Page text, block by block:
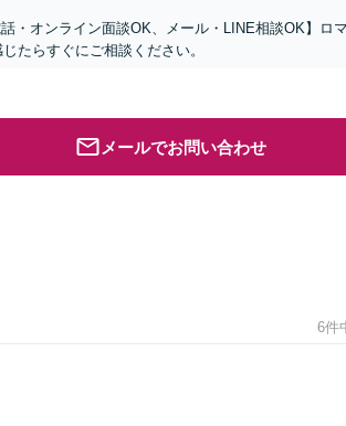
・オンライン面談OK、メール・LINE相談OK】ロ
たらすぐにご相談ください。
メールでお問い合わせ
6件